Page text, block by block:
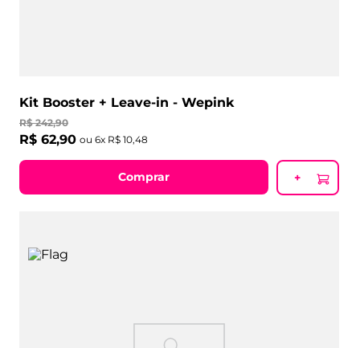
Kit Booster + Leave-in - Wepink
R$ 242,90
R$ 62,90 ou 6x R$ 10,48
Comprar +